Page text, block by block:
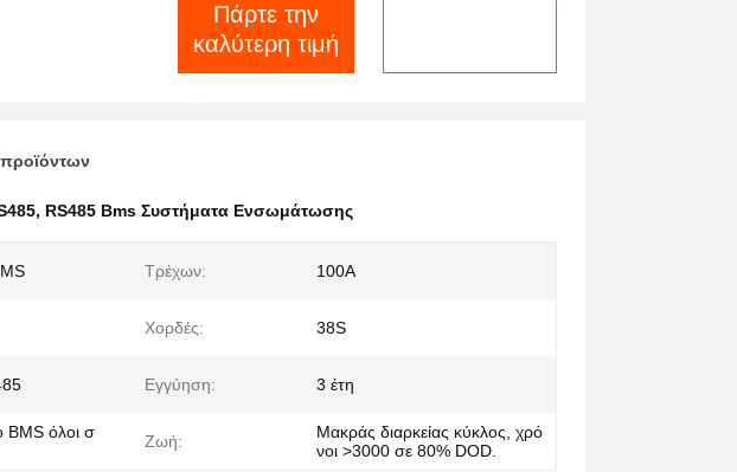
Πάρτε την
καλύτερη τιμή
, RS485 Bms Συστήματα Ενσωμάτωσης
Τρέχων: 100A
Χορδές: 38S
Εγγύηση: 3 έτη
BMS όλοι σ
Ζωή:
Μακράς διαρκείας κύκλος, χρό
νοι >3000 σε 80% DOD.